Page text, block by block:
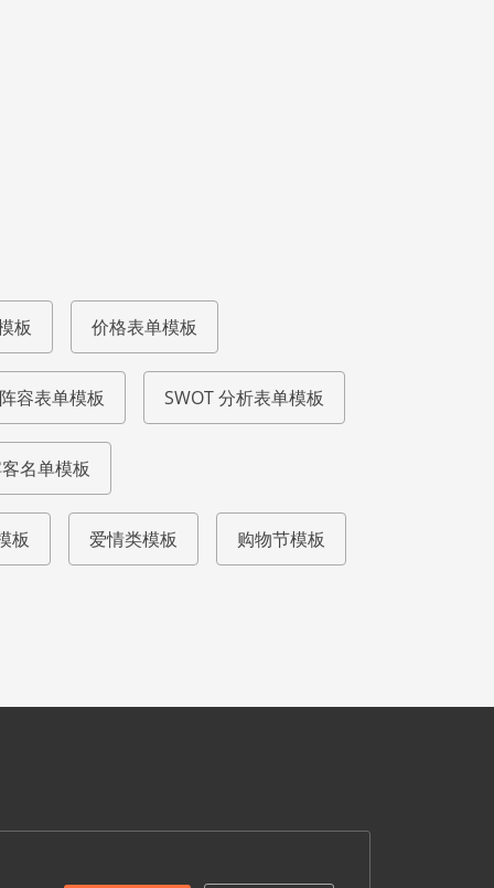
板 价格表单模板
容表单模板 SWOT 分析表单模板
名单模板
板 爱情类模板 购物节模板